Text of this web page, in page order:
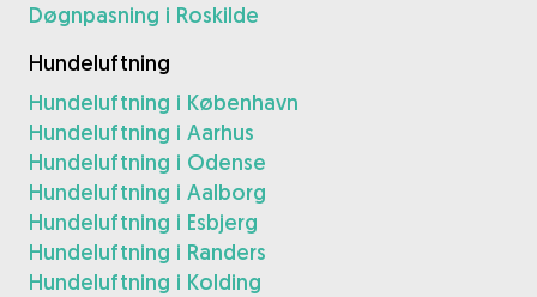
Døgnpasning i Roskilde
Hundeluftning
Hundeluftning i København
Hundeluftning i Aarhus
Hundeluftning i Odense
Hundeluftning i Aalborg
Hundeluftning i Esbjerg
Hundeluftning i Randers
Hundeluftning i Kolding